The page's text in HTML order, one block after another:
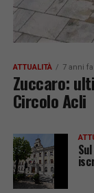
ATTUALITÀ 7 anni fa
Zuccaro:
Circolo Acli